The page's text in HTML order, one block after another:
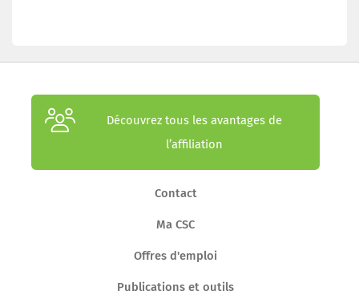
Découvrez tous les avantages de
l’affiliation
Contact
Ma CSC
Offres d'emploi
Publications et outils